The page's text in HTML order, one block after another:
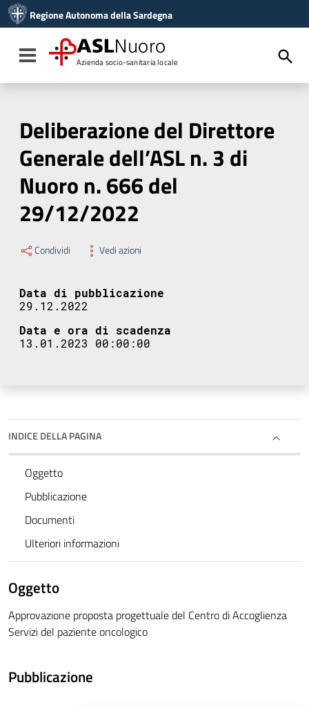
Vai al menu di navigazione
Vai al footer
Regione Autonoma della Sardegna
Toggle navigation
ASLNuoro
Azienda socio-sanitaria locale
Deliberazione del Direttore
Generale dell’ASL n. 3 di
Nuoro n. 666 del
29/12/2022
Condividi Vedi azioni
Data di pubblicazione
29.12.2022
Data e ora di scadenza
13.01.2023 00:00:00
INDICE DELLA PAGINA
Oggetto
Pubblicazione
Documenti
Ulteriori informazioni
Oggetto
Approvazione proposta progettuale del Centro di Accoglienza
Servizi del paziente oncologico
Pubblicazione